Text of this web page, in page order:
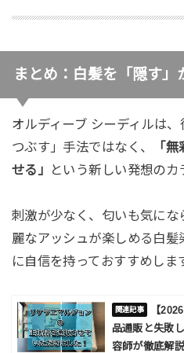
まとめ：白髪を「隠す」
オルディーブ シーディルは
つぶす」手法ではなく、
「
せる」
という新しい発想のカ
刺激が少なく、匂いも気に
麗なアッシュが楽しめる白
に自信を持っておすすめしま
【
品通販と失敗
容師が徹底解説